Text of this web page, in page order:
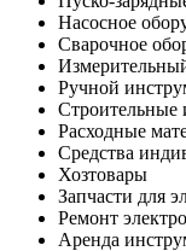
Насосное
Сварочное
Ручной
Строительные
Расходные
Средства
Хозтовары
Запчасти для
Ремонт
Аренда